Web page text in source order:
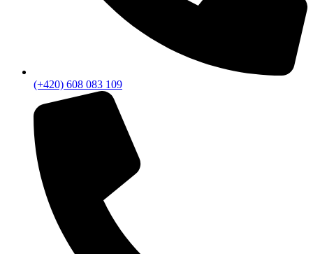
(+420) 608 083 109